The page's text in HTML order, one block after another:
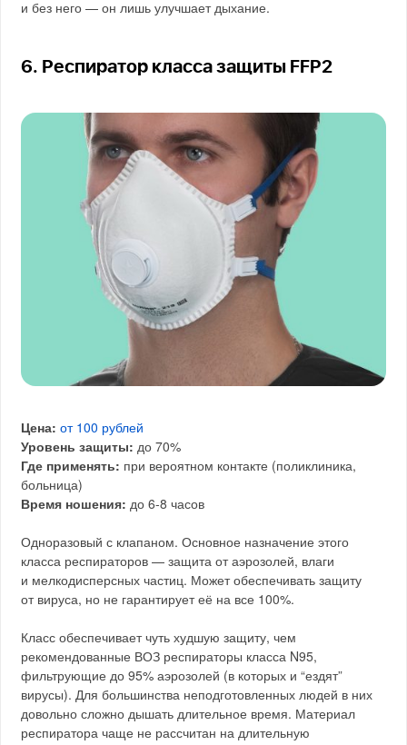
и без него — он лишь улучшает дыхание.
6. Респиратор класса защиты FFP2
Цена: от 100 рублей
Уровень защиты: до 70%
Где применять: при вероятном контакте (поликлиника,
больница)
Время ношения: до 6-8 часов
Одноразовый с клапаном. Основное назначение этого
класса респираторов — защита от аэрозолей, влаги
и мелкодисперсных частиц. Может обеспечивать защиту
от вируса, но не гарантирует её на все 100%.
Класс обеспечивает чуть худшую защиту, чем
рекомендованные ВОЗ респираторы класса N95,
фильтрующие до 95% аэрозолей (в которых и “ездят”
вирусы). Для большинства неподготовленных людей в них
довольно сложно дышать длительное время. Материал
респиратора чаще не рассчитан на длительную